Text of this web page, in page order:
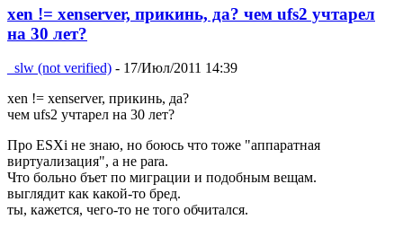
xen != xenserver, прикинь, да? чем ufs2 учтарел
на 30 лет?
_slw (not verified) - 17/Июл/2011 14:39
xen != xenserver, прикинь, да?
чем ufs2 учтарел на 30 лет?
Про ESXi не знаю, но боюсь что тоже "аппаратная
виртуализация", а не para.
Что больно бъет по миграции и подобным вещам.
выглядит как какой-то бред.
ты, кажется, чего-то не того обчитался.